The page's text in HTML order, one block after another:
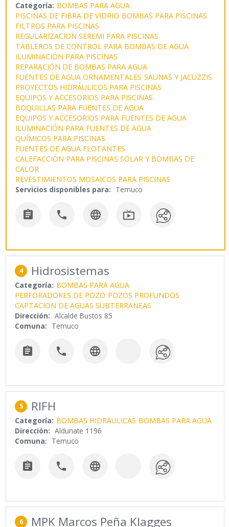
Categoría: BOMBAS PARA AGUA
PISCINAS DE FIBRA DE VIDRIO BOMBAS PARA PISCINAS
FILTROS PARA PISCINAS
REGULARIZACION SEREMI PARA PISCINAS
TABLEROS DE CONTROL PARA BOMBAS DE AGUA
ILUMINACIÓN PARA PISCINAS
REPARACIÓN DE BOMBAS PARA AGUA
FUENTES DE AGUA ORNAMENTALES SAUNAS Y JACUZZIS
PROYECTOS HIDRÁULICOS PARA PISCINAS
EQUIPOS Y ACCESORIOS PARA PISCINAS
BOQUILLAS PARA FUENTES DE AGUA
EQUIPOS Y ACCESORIOS PARA FUENTES DE AGUA
ILUMINACIÓN PARA FUENTES DE AGUA
QUÍMICOS PARA PISCINAS
FUENTES DE AGUA FLOTANTES
CALEFACCIÓN PARA PISCINAS SOLAR Y BOMBAS DE
CALOR
REVESTIMIENTOS MOSAICOS PARA PISCINAS
Servicios disponibles para: Temuco
   
4 Hidrosistemas
Categoría: BOMBAS PARA AGUA
PERFORADORES DE POZO POZOS PROFUNDOS
CAPTACION DE AGUAS SUBTERRANEAS
Dirección: Alcalde Bustos 85
Comuna: Temuco
  
5 RIFH
Categoría: BOMBAS HIDRAULICAS BOMBAS PARA AGUA
Dirección: Aldunate 1196
Comuna: Temuco
  
6 MPK Marcos Peña Klagges